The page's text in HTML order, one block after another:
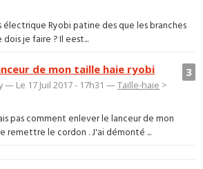
Ryobi patine des que les branches
je faire ? Il eest...
3
de mon taille haie ryobi
— Le 17 Juil 2017 - 17h31 —Taille-haie >
pas comment enlever le lanceur de mon
remettre le cordon . J'ai démonté ...